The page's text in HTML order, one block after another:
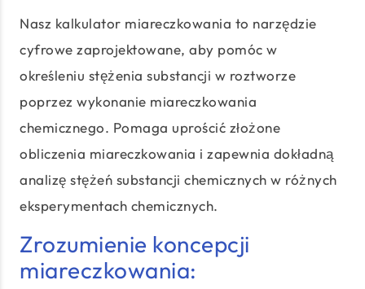
Nasz kalkulator miareczkowania to narzędzie
cyfrowe zaprojektowane, aby pomóc w
określeniu stężenia substancji w roztworze
poprzez wykonanie miareczkowania
chemicznego. Pomaga uprościć złożone
obliczenia miareczkowania i zapewnia dokładną
analizę stężeń substancji chemicznych w różnych
eksperymentach chemicznych.
Zrozumienie koncepcji
miareczkowania: